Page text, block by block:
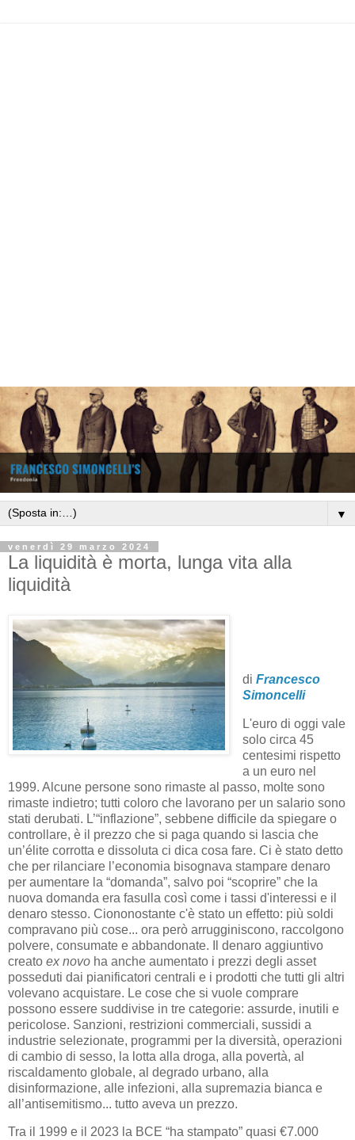
▼
venerdì 29 marzo 2024
La liquidità è morta, lunga vita alla
liquidità
di Francesco
Simoncelli
L'euro di oggi vale
solo circa 45
centesimi rispetto
a un euro nel
1999. Alcune persone sono rimaste al passo, molte sono
rimaste indietro; tutti coloro che lavorano per un salario sono
stati derubati. L’“inflazione”, sebbene difficile da spiegare o
controllare, è il prezzo che si paga quando si lascia che
un’élite corrotta e dissoluta ci dica cosa fare. Ci è stato detto
che per rilanciare l’economia bisognava stampare denaro
per aumentare la “domanda”, salvo poi “scoprire” che la
nuova domanda era fasulla così come i tassi d'interessi e il
denaro stesso. Ciononostante c'è stato un effetto: più soldi
compravano più cose... ora però arrugginiscono, raccolgono
polvere, consumate e abbandonate. Il denaro aggiuntivo
creato ex novo ha anche aumentato i prezzi degli asset
posseduti dai pianificatori centrali e i prodotti che tutti gli altri
volevano acquistare. Le cose che si vuole comprare
possono essere suddivise in tre categorie: assurde, inutili e
pericolose. Sanzioni, restrizioni commerciali, sussidi a
industrie selezionate, programmi per la diversità, operazioni
di cambio di sesso, la lotta alla droga, alla povertà, al
riscaldamento globale, al degrado urbano, alla
disinformazione, alle infezioni, alla supremazia bianca e
all’antisemitismo... tutto aveva un prezzo.
Tra il 1999 e il 2023 la BCE “ha stampato” quasi €7.000